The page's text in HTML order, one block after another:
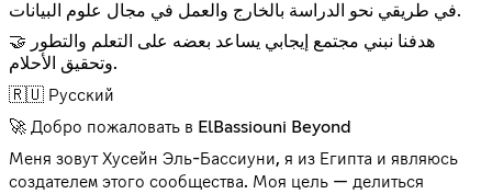
في طريقي نحو الدراسة بالخارج والعمل في مجال علوم البيانات.
🤝 هدفنا نبني مجتمع إيجابي يساعد بعضه على التعلم والتطور
وتحقيق الأحلام.
🇷🇺 Русский
🚀 Добро пожаловать в ElBassiouni Beyond
Меня зовут Хусейн Эль-Бассиуни, я из Египта и являюсь
создателем этого сообщества. Моя цель — делиться